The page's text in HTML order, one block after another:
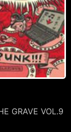
GRAVE VOL.9